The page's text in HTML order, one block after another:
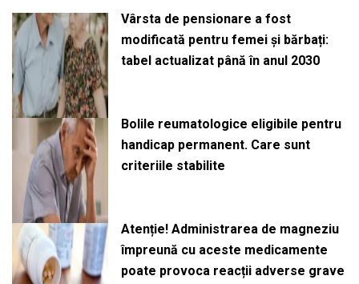
Vârsta de pensionare a fost
modificată pentru femei și bărbați:
tabel actualizat până în anul 2030
Bolile reumatologice eligibile pentru
handicap permanent. Care sunt
criteriile stabilite
Atenție! Administrarea de magneziu
împreună cu aceste medicamente
poate provoca reacții adverse grave